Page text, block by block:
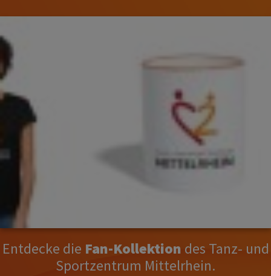
Entdecke die Fan-Kollektion des Tanz- und
Sportzentrum Mittelrhein.